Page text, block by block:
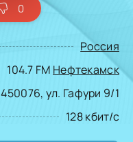
0
Россия
104.7 FM Нефтекамск
450076, ул. Гафури 9/1
128 кбит/с